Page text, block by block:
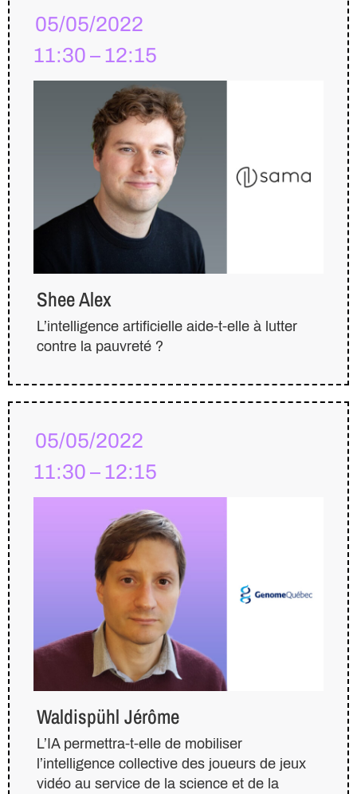
05/05/2022
11:30 – 12:15
Shee Alex
L’intelligence artificielle aide-t-elle à lutter
contre la pauvreté ?
05/05/2022
11:30 – 12:15
Waldispühl Jérôme
L’IA permettra-t-elle de mobiliser
l’intelligence collective des joueurs de jeux
vidéo au service de la science et de la